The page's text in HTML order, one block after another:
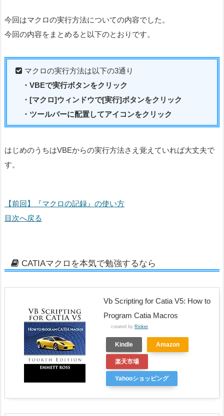
今回はマクロの実行方法についての内容でした。
今回の内容をまとめると以下のとおりです。
マクロの実行方法は以下の3通り
・VBEで実行ボタンをクリック
・[マクロ]ウィンドウで[実行]ボタンをクリック
・ツールバーに配置してアイコンをクリック
はじめのうちはVBEからの実行方法さえ覚えていれば大丈夫で
す。
【前回】『マクロの記録』の使い方
目次へ戻る
CATIAマクロを本気で勉強するなら
Vb Scripting for Catia V5: How to
Program Catia Macros
created by Rinker
Kindle Amazon
楽天市場
Yahooショッピング